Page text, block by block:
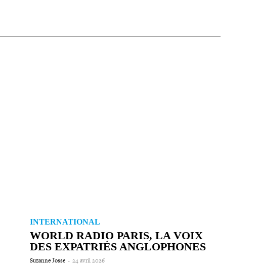
INTERNATIONAL
WORLD RADIO PARIS, LA VOIX
DES EXPATRIÉS ANGLOPHONES
Suzanne Josse - 24 avril 2026